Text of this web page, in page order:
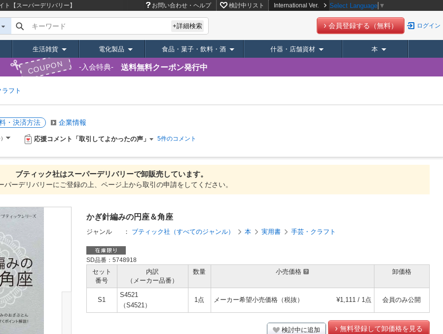
ト【スーパーデリバリー】 お問い合わせ・ヘルプ 検討中リスト International Ver. Select Language ▼
キーワード +詳細検索 会員登録する（無料） ログイン
生活雑貨 電化製品 食品・菓子・飲料・酒 什器・店舗資材 本
COUPON 入会特典 送料無料クーポン発行中
フト
・決済方法 企業情報
応援コメント「取引してよかったの声」 5件のコメント
ブティック社はスーパーデリバリーで卸販売しています。
パーデリバリーにご登録の上、ページ上から取引の申請をしてください。
かぎ針編みの円座＆角座
ジャンル ： ブティック社（すべてのジャンル） 本 実用書 手芸・クラフト
SD品番：5748918
セット
番号
内訳
（メーカー品番）
数量 小売価格 卸価格
S1
S4521
（S4521）
1点 メーカー希望小売価格（税抜） ¥1,111 / 1点 会員のみ公開
検討中に追加 無料登録して卸価格を見る